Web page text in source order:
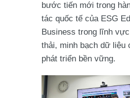
bước tiến mới trong
tác quốc tế của ESG
Business trong lĩnh
thải, minh bạch dữ liệu
phát triển bền vững.